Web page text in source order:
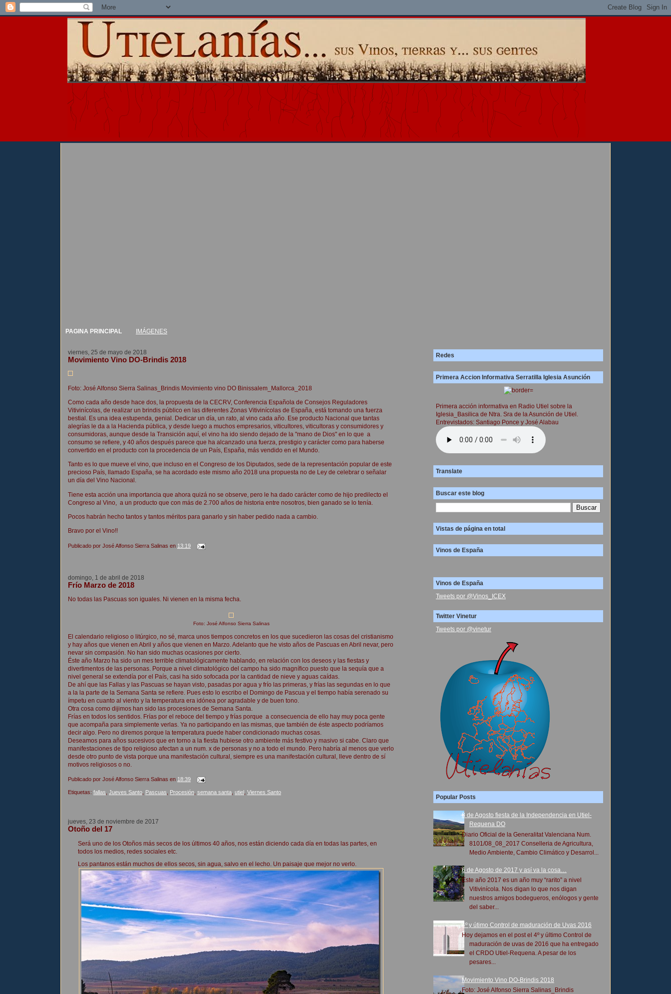
PAGINA PRINCIPAL IMÁGENES
viernes, 25 de mayo de 2018
Movimiento Vino DO-Brindis 2018
Foto: José Alfonso Sierra Salinas_Brindis Movimiento vino DO Binissalem_Mallorca_2018
Como cada año desde hace dos, la propuesta de la CECRV, Conferencia Española de Consejos Reguladores
Vitivinícolas, de realizar un brindis público en las diferentes Zonas Vitivinícolas de España, está tomando una fuerza
bestial. Es una idea estupenda, genial. Dedicar un día, un rato, al vino cada año. Ese producto Nacional que tantas
alegrías le da a la Hacienda pública, y desde luego a muchos empresarios, viticultores, viticultoras y consumidores y
consumidoras, aunque desde la Transición aquí, el vino ha ido siendo dejado de la "mano de Dios" en lo que a
consumo se refiere, y 40 años después parece que ha alcanzado una fuerza, prestigio y carácter como para haberse
convertido en el producto con la procedencia de un País, España, más vendido en el Mundo.
Tanto es lo que mueve el vino, que incluso en el Congreso de los Diputados, sede de la representación popular de este
precioso País, llamado España, se ha acordado este mismo año 2018 una propuesta no de Ley de celebrar o señalar
un día del Vino Nacional.
Tiene esta acción una importancia que ahora quizá no se observe, pero le ha dado carácter como de hijo predilecto el
Congreso al Vino, a un producto que con más de 2.700 años de historia entre nosotros, bien ganado se lo tenía.
Pocos habrán hecho tantos y tantos méritos para ganarlo y sin haber pedido nada a cambio.
Bravo por el Vino!!
Publicado por José Alfonso Sierra Salinas en 13:19
domingo, 1 de abril de 2018
Frío Marzo de 2018
No todas las Pascuas son iguales. Ni vienen en la misma fecha.
Foto: José Alfonso Sierra Salinas
El calendario religioso o litúrgico, no sé, marca unos tiempos concretos en los que sucedieron las cosas del cristianismo
y hay años que vienen en Abril y años que vienen en Marzo. Adelanto que he visto años de Pascuas en Abril nevar, pero
nevar sin compasión. No han sido muchas ocasiones por cierto.
Éste año Marzo ha sido un mes terrible climatológicamente hablando, en relación con los deseos y las fiestas y
divertimentos de las personas. Porque a nivel climatológico del campo ha sido magnífico puesto que la sequía que a
nivel general se extendía por el País, casi ha sido sofocada por la cantidad de nieve y aguas caídas.
De ahí que las Fallas y las Pascuas se hayan visto, pasadas por agua y frío las primeras, y frías las segundas en lo que
a la la parte de la Semana Santa se refiere. Pues esto lo escribo el Domingo de Pascua y el tiempo había serenado su
ímpetu en cuanto al viento y la temperatura era idónea por agradable y de buen tono.
Otra cosa como dijimos han sido las procesiones de Semana Santa.
Frías en todos los sentidos. Frías por el reboce del tiempo y frías porque a consecuencia de ello hay muy poca gente
que acompaña para simplemente verlas. Ya no participando en las mismas, que también de éste aspecto podríamos
decir algo. Pero no diremos porque la temperatura puede haber condicionado muchas cosas.
Deseamos para años sucesivos que en torno a la fiesta hubiese otro ambiente más festivo y masivo si cabe. Claro que
manifestaciones de tipo religioso afectan a un num. x de personas y no a todo el mundo. Pero habría al menos que verlo
desde otro punto de vista porque una manifestación cultural, siempre es una manifestación cultural, lleve dentro de sí
motivos religiosos o no.
Publicado por José Alfonso Sierra Salinas en 18:39
Etiquetas: fallas Jueves Santo Pascuas Procesión semana santa utiel Viernes Santo
jueves, 23 de noviembre de 2017
Otoño del 17
Será uno de los Otoños más secos de los últimos 40 años, nos están diciendo cada día en todas las partes, en
todos los medios, redes sociales etc.
Los pantanos están muchos de ellos secos, sin agua, salvo en el lecho. Un paisaje que mejor no verlo.
Redes
Primera Accion Informativa Serratilla Iglesia Asunción
Primera acción informativa en Radio Utiel sobre la
Iglesia_Basilica de Ntra. Sra de la Asunción de Utiel.
Entrevistados: Santiago Ponce y José Alabau
Translate
Buscar este blog
Vistas de página en total
Vinos de España
Vinos de España
Tweets por @Vinos_ICEX
Twitter Vinetur
Tweets por @vinetur
Popular Posts
8 de Agosto fiesta de la Independencia en Utiel-
Requena DO
Diario Oficial de la Generalitat Valenciana Num.
8101/08_08_2017 Conselleria de Agricultura,
Medio Ambiente, Cambio Climático y Desarrol...
6 de Agosto de 2017 y así va la cosa…
Este año 2017 es un año muy “rarito” a nivel
Vitivinícola. Nos digan lo que nos digan
nuestros amigos bodegueros, enólogos y gente
del saber...
4º y útimo Control de maduración de Uvas 2016
Hoy dejamos en el post el 4º y último Control de
maduración de uvas de 2016 que ha entregado
el CRDO Utiel-Requena. A pesar de los
pesares...
Movimiento Vino DO-Brindis 2018
Foto: José Alfonso Sierra Salinas_Brindis